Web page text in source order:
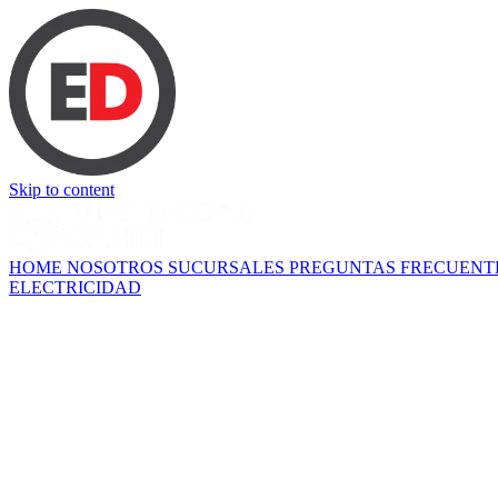
Skip to content
HOME NOSOTROS SUCURSALES PREGUNTAS
ELECTRICIDAD